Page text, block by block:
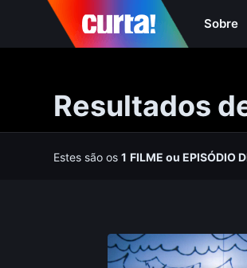
Sobre
Resultados
Estes são os1 FILMEou EPISÓDIO